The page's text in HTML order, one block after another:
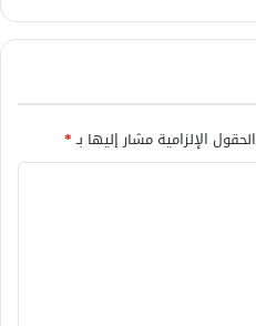
الحقول الإلزامية مشار إليها بـ*